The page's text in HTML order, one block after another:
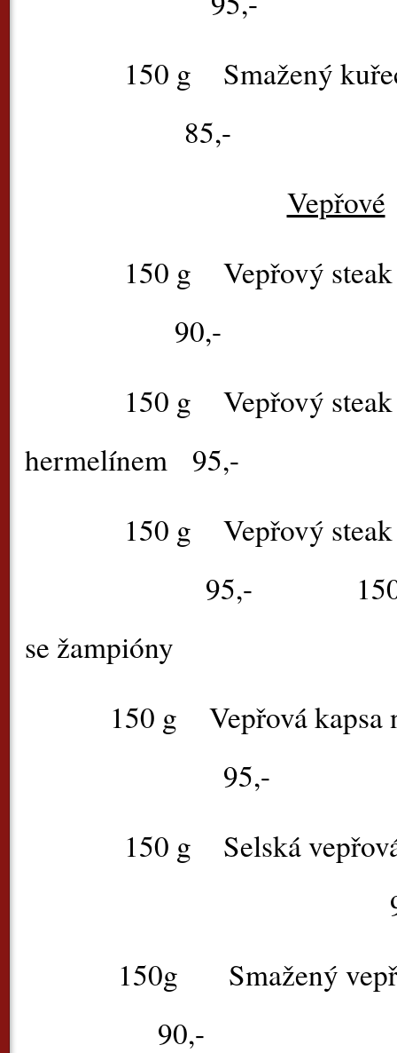
150 g
85,-
Vepřové
150 g
90,-
150 g
Vepřový
hermelínem
95,-
150 g
Vepřový
95,- 150
se žampióny
150 g
Vepřová kapsa
95,-
150 g
Selská
150g Smažený
90,-